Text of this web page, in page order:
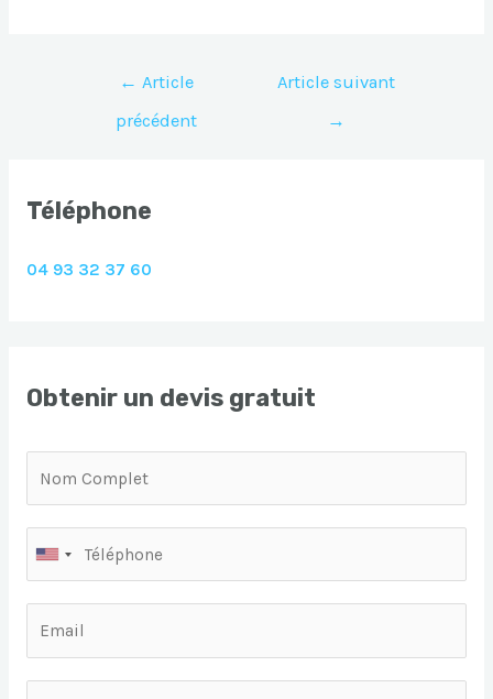
Navigation
l’article
← Article
précédent
Article suivant
→
Téléphone
04 93 32 37 60
Obtenir un devis gratuit